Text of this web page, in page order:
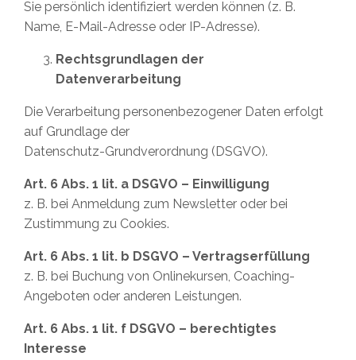
Sie persönlich identifiziert werden können (z. B.
Name, E-Mail-Adresse oder IP-Adresse).
Rechtsgrundlagen der
Datenverarbeitung
Die Verarbeitung personenbezogener Daten erfolgt
auf Grundlage der
Datenschutz-Grundverordnung (DSGVO).
Art. 6 Abs. 1 lit. a DSGVO – Einwilligung
z. B. bei Anmeldung zum Newsletter oder bei
Zustimmung zu Cookies.
Art. 6 Abs. 1 lit. b DSGVO – Vertragserfüllung
z. B. bei Buchung von Onlinekursen, Coaching-
Angeboten oder anderen Leistungen.
Art. 6 Abs. 1 lit. f DSGVO – berechtigtes
Interesse